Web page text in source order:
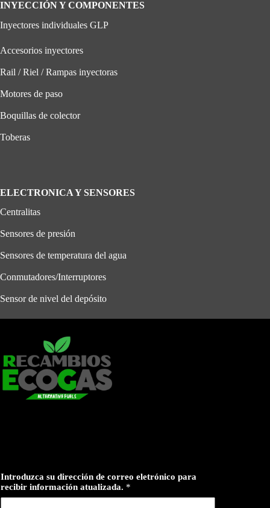
INYECCIÓN Y COMPONENTES
Inyectores individuales GLP
Accesorios inyectores
Rail / Riel / Rampas inyectoras
Motores de paso
Boquillas de colector
Toberas
ELECTRONICA Y SENSORES
Centralitas
Sensores de presión
Sensores de temperatura del agua
Conmutadores/Interruptores
Sensor de nivel del depósito
Introduzca su dirección de correo eletrónico para
recibir información atualizada. *